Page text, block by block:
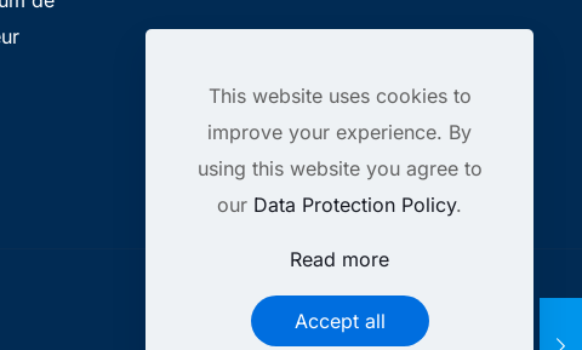
This website uses cookies to
improve your experience. By
using this website you agree to
our Data Protection Policy.
Read more
Accept all